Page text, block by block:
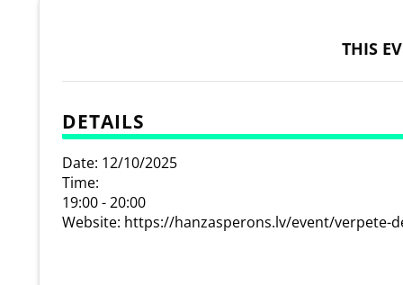
THIS
DETAILS
Date: 12/10/2025
Time:
19:00 - 20:00
Website: https://hanzasperons.lv/event/verpete-